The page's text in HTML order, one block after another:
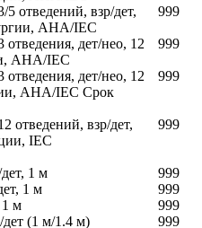
отведений, взр/дет,
AHA/IEC
999
дет/нео, 12
AHA/IEC
999
дет/нео, 12
AHA/IEC Срок
999
отведений, взр/дет,
IEC
999
1 м
999
1 м
999
1 м
999
(1 м/1.4 м)
999